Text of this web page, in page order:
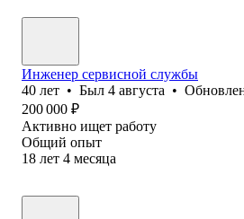
Инженер сервисной службы
40 лет • Был 4 августа •
200 000 ₽
Активно ищет работу
Общий опыт
18 лет 4 месяца